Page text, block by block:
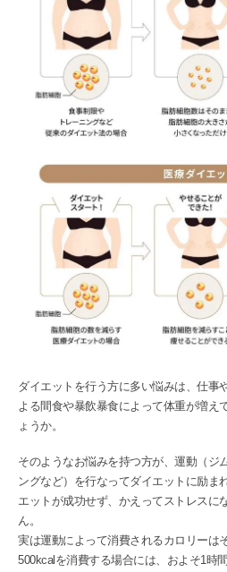
ダイエットを行う方に多い悩みは、仕事
よる間食や暴飲暴食によって体重が増え
ょうか。
そのようなお悩みを持つ方が、運動（ジ
ングなど）を行なってダイエットに励ま
エットが成功せず、かえってストレスに
ん。
実は運動によって消費されるカロリーは
500kcalを消費する場合には、およそ1時